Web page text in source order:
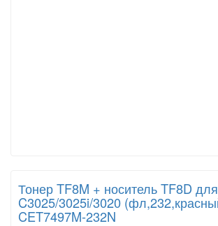
Тонер TF8M + носитель TF8D
C3025/3025i/3020
CET7497M-232N